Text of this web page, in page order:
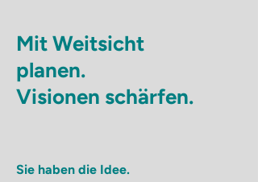
Mit Weitsicht
planen.
Visionen schärfen.
Sie haben die Idee.